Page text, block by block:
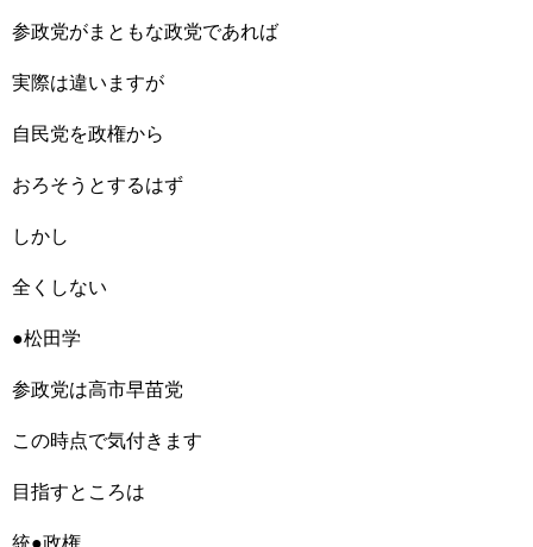
参政党がまともな政党であれば
実際は違いますが
自民党を政権から
おろそうとするはず
しかし
全くしない
●松田学
参政党は高市早苗党
この時点で気付きます
目指すところは
統●政権